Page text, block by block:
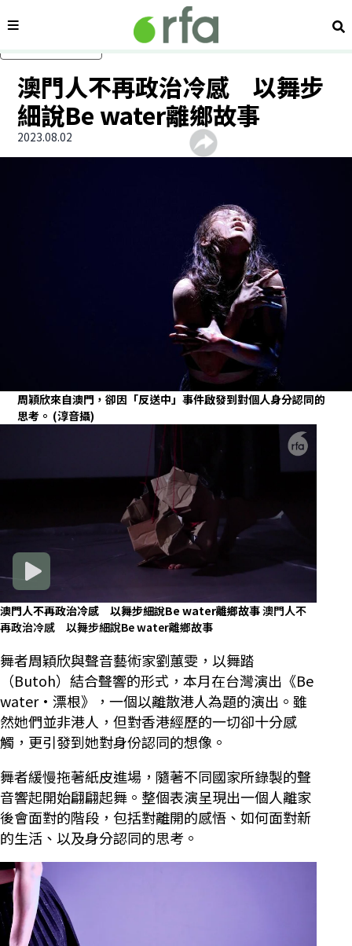
內容分類 搜
澳門人不再政治冷感 以舞步
細說Be water離鄉故事
2023.08.02
周穎欣來自澳門，卻因「反送中」事件啟發到對個人身分認同的
思考。 (淳音攝)
澳門人不再政治冷感 以舞步細說Be water離鄉故事澳門人不
再政治冷感 以舞步細說Be water離鄉故事
舞者周穎欣與聲音藝術家劉蕙雯，以舞踏
（Butoh）結合聲響的形式，本月在台灣演出《Be
water·漂根》，一個以離散港人為題的演出。雖
然她們並非港人，但對香港經歷的一切卻十分感
觸，更引發到她對身份認同的想像。
舞者緩慢拖著紙皮進場，隨著不同國家所錄製的聲
音響起開始翩翩起舞。整個表演呈現出一個人離家
後會面對的階段，包括對離開的感悟、如何面對新
的生活、以及身分認同的思考。